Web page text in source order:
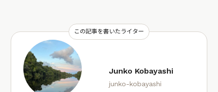
この記事を書いたライター
Junko Kobayashi
junko-kobayashi